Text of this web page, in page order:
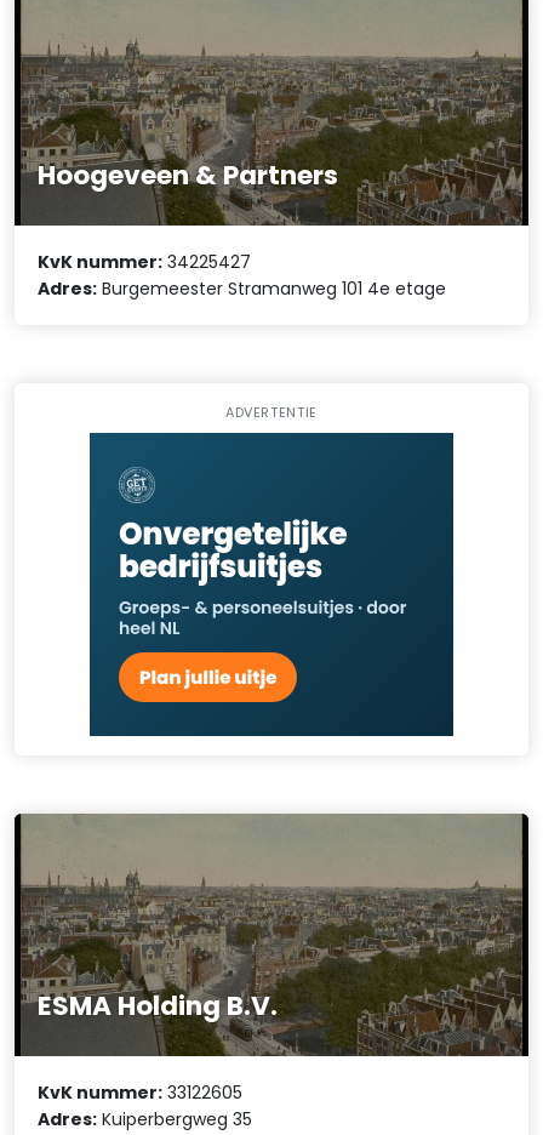
Hoogeveen & Partners
KvK nummer: 34225427
Adres: Burgemeester Stramanweg 101 4e etage
ADVERTENTIE
ESMA Holding B.V.
KvK nummer: 33122605
Adres: Kuiperbergweg 35